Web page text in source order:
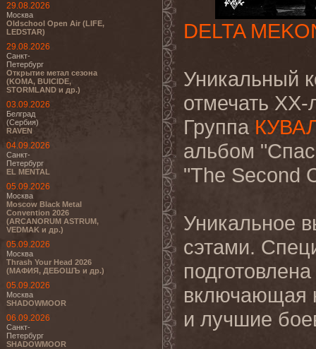
29.08.2026
Москва
Oldschool Open Air (LIFE,
LEDSTAR)
29.08.2026
Санкт-
Петербург
Открытие метал сезона
(KOMA, BUICIDE,
STORMLAND и др.)
03.09.2026
Белград
(Сербия)
RAVEN
04.09.2026
Санкт-
Петербург
EL MENTAL
05.09.2026
Москва
Moscow Black Metal
Convention 2026
(ARCANORUM ASTRUM,
VEDMAK и др.)
05.09.2026
Москва
Thrash Your Head 2026
(МАФИЯ, ДЕБОШЪ и др.)
05.09.2026
Москва
SHADOWMOOR
06.09.2026
Санкт-
Петербург
SHADOWMOOR
DELTA
Уникальный
отмечать
Группа
альбом
"The Second
Уникальное
сэтами.
включающая
и лучшие